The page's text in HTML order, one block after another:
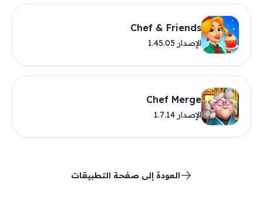
Chef & Friends
الإصدار 1.45.05
Chef Merge
الإصدار 1.7.14
العودة إلى صفحة التطبيقات